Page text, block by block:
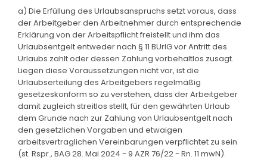
a) Die Erfüllung des Urlaubsanspruchs setzt voraus, dass
der Arbeitgeber den Arbeitnehmer durch entsprechende
Erklärung von der Arbeitspflicht freistellt und ihm das
Urlaubsentgelt entweder nach § 11 BUrlG vor Antritt des
Urlaubs zahlt oder dessen Zahlung vorbehaltlos zusagt.
Liegen diese Voraussetzungen nicht vor, ist die
Urlaubserteilung des Arbeitgebers regelmäßig
gesetzeskonform so zu verstehen, dass der Arbeitgeber
damit zugleich streitlos stellt, für den gewährten Urlaub
dem Grunde nach zur Zahlung von Urlaubsentgelt nach
den gesetzlichen Vorgaben und etwaigen
arbeitsvertraglichen Vereinbarungen verpflichtet zu sein
(st. Rspr., BAG 28. Mai 2024 - 9 AZR 76/22 - Rn. 11 mwN).